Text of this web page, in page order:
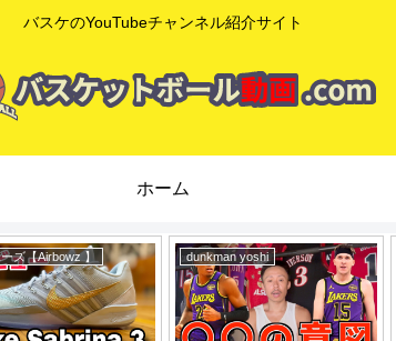
バスケのYouTubeチャンネル紹介サイト
ホーム
/ イー・フープス mituaki TV